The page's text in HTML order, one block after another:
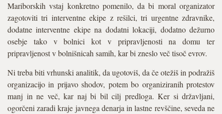
Mariborskih vstaj konkretno pomenilo, da bi moral organizator
zagotoviti tri interventne ekipe z rešilci, tri urgentne zdravnike,
dodatne interventne ekipe na dodatni lokaciji, dodatno dežurno
osebje tako v bolnici kot v pripravljenosti na domu ter
pripravljenost v bolnišnicah samih, kar bi zneslo več tisoč evrov.
Ni treba biti vrhunski analitik, da ugotoviš, da če otežiš in podražiš
organizacijo in prijavo shodov, potem bo organiziranih protestov
manj in ne več, kar naj bi bil cilj predloga. Ker si državljani,
ogorčeni zaradi kraje javnega denarja in lastne revščine, seveda ne